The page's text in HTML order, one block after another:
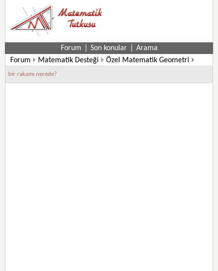
Forum Son konular
Arama
Forum
Matematik Desteği
Özel Matematik Geometri
Matematik Bilmeceleri-Bulmacaları
bir rakamı nerede?